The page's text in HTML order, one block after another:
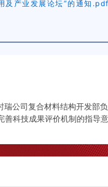
及产业发展论坛”的通知.pdf
公司复合材料结构开发部
善科技成果评价机制的指导